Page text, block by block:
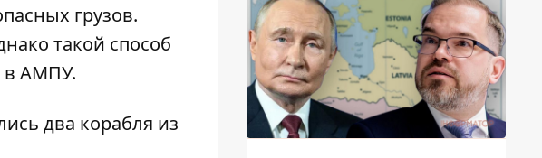
грузов.
такой способ
в АМПУ.
два корабля из